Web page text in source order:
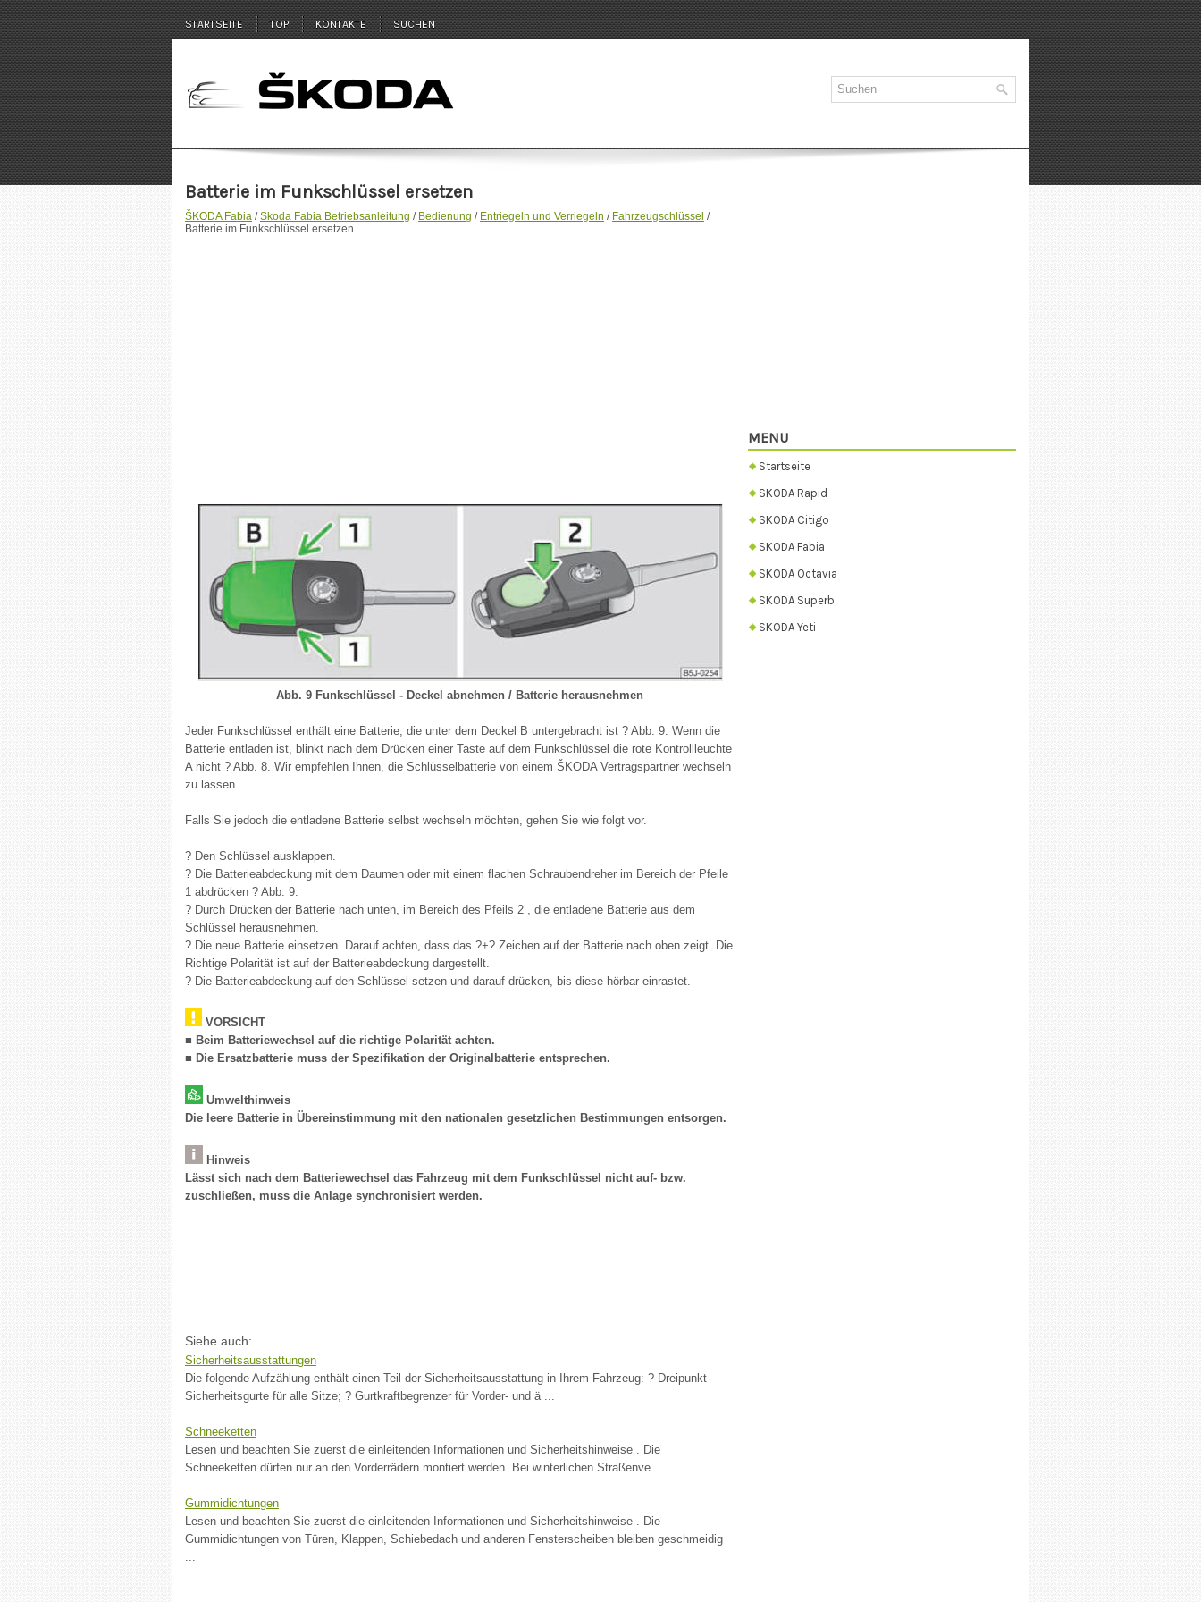
STARTSEITE TOP KONTAKTE SUCHEN
Batterie im Funkschlüssel ersetzen
ŠKODA Fabia /Skoda Fabia Betriebsanleitung / Bedienung / Entriegeln und Verriegeln / Fahrzeugschlüssel /
Batterie im Funkschlüssel ersetzen
Abb. 9 Funkschlüssel - Deckel abnehmen / Batterie herausnehmen
Jeder Funkschlüssel enthält eine Batterie, die unter dem Deckel B untergebracht ist ? Abb. 9. Wenn die
Batterie entladen ist, blinkt nach dem Drücken einer Taste auf dem Funkschlüssel die rote Kontrollleuchte
A nicht ? Abb. 8. Wir empfehlen Ihnen, die Schlüsselbatterie von einem ŠKODA Vertragspartner wechseln
zu lassen.
Falls Sie jedoch die entladene Batterie selbst wechseln möchten, gehen Sie wie folgt vor.
? Den Schlüssel ausklappen.
? Die Batterieabdeckung mit dem Daumen oder mit einem flachen Schraubendreher im Bereich der Pfeile
1 abdrücken ? Abb. 9.
? Durch Drücken der Batterie nach unten, im Bereich des Pfeils 2 , die entladene Batterie aus dem
Schlüssel herausnehmen.
? Die neue Batterie einsetzen. Darauf achten, dass das ?+? Zeichen auf der Batterie nach oben zeigt. Die
Richtige Polarität ist auf der Batterieabdeckung dargestellt.
? Die Batterieabdeckung auf den Schlüssel setzen und darauf drücken, bis diese hörbar einrastet.
VORSICHT
■ Beim Batteriewechsel auf die richtige Polarität achten.
■ Die Ersatzbatterie muss der Spezifikation der Originalbatterie entsprechen.
Umwelthinweis
Die leere Batterie in Übereinstimmung mit den nationalen gesetzlichen Bestimmungen entsorgen.
Hinweis
Lässt sich nach dem Batteriewechsel das Fahrzeug mit dem Funkschlüssel nicht auf- bzw.
zuschließen, muss die Anlage synchronisiert werden.
Siehe auch:
Sicherheitsausstattungen
Die folgende Aufzählung enthält einen Teil der Sicherheitsausstattung in Ihrem Fahrzeug: ? Dreipunkt-
Sicherheitsgurte für alle Sitze; ? Gurtkraftbegrenzer für Vorder- und ä ...
Schneeketten
Lesen und beachten Sie zuerst die einleitenden Informationen und Sicherheitshinweise . Die
Schneeketten dürfen nur an den Vorderrädern montiert werden. Bei winterlichen Straßenve ...
Gummidichtungen
Lesen und beachten Sie zuerst die einleitenden Informationen und Sicherheitshinweise . Die
Gummidichtungen von Türen, Klappen, Schiebedach und anderen Fensterscheiben bleiben geschmeidig
...
MENU
Startseite
SKODA Rapid
SKODA Citigo
SKODA Fabia
SKODA Octavia
SKODA Superb
SKODA Yeti